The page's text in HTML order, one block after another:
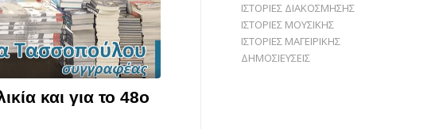
και για το 48ο
ΙΣΤΟΡΙΕΣ ΔΙΑΚΟΣΜΗΣΗΣ
ΙΣΤΟΡΙΕΣ ΜΟΥΣΙΚΗΣ
ΙΣΤΟΡΙΕΣ ΜΑΓΕΙΡΙΚΗΣ
ΔΗΜΟΣΙΕΥΣΕΙΣ